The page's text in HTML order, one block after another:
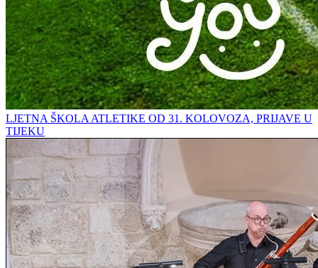
LJETNA ŠKOLA ATLETIKE OD 31. KOLOVOZA, PRIJAVE U
TIJEKU